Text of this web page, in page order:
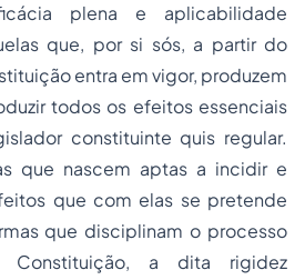
plena e aplicabilidade
que, por si sós, a partir do
entra em vigor, produzem
todos os efeitos essenciais
constituinte quis regular.
que nascem aptas a incidir e
que com elas se pretende
que disciplinam o processo
Constituição, a dita rigidez